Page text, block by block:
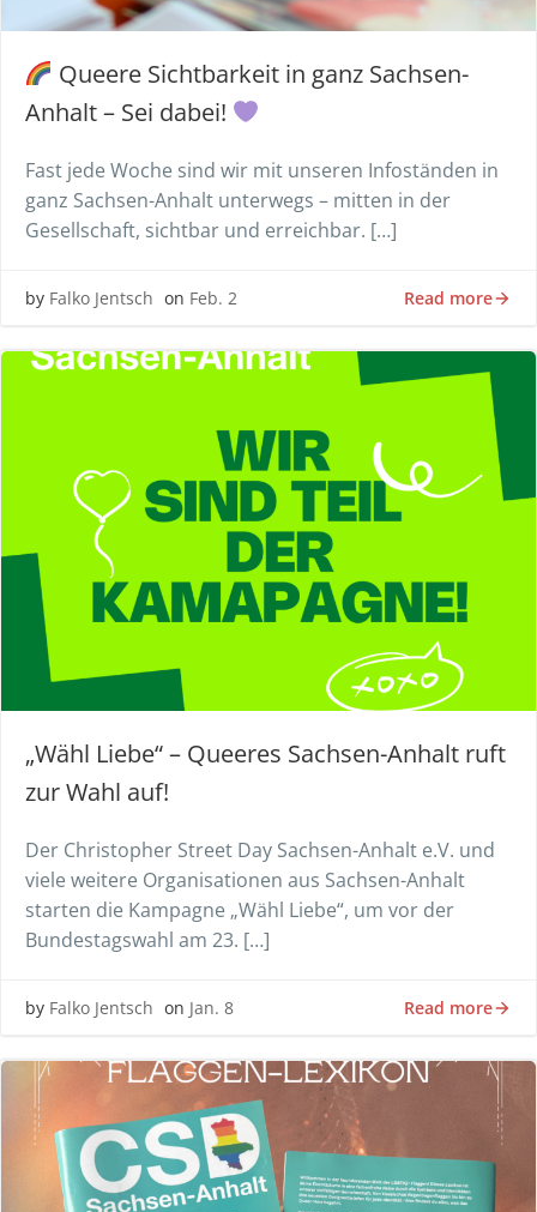
Queere Sichtbarkeit in ganz Sachsen-
Anhalt – Sei dabei!
Fast jede Woche sind wir mit unseren Infoständen in
ganz Sachsen-Anhalt unterwegs – mitten in der
Gesellschaft, sichtbar und erreichbar. […]
by Falko Jentsch on Feb. 2 Read more
„Wähl Liebe“ – Queeres Sachsen-Anhalt ruft
zur Wahl auf!
Der Christopher Street Day Sachsen-Anhalt e.V. und
viele weitere Organisationen aus Sachsen-Anhalt
starten die Kampagne „Wähl Liebe“, um vor der
Bundestagswahl am 23. […]
by Falko Jentsch on Jan. 8 Read more